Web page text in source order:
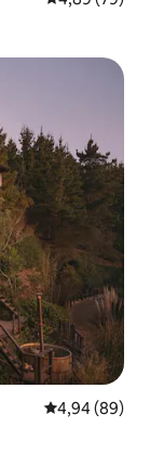
4,94 de uma
4,94 (89)